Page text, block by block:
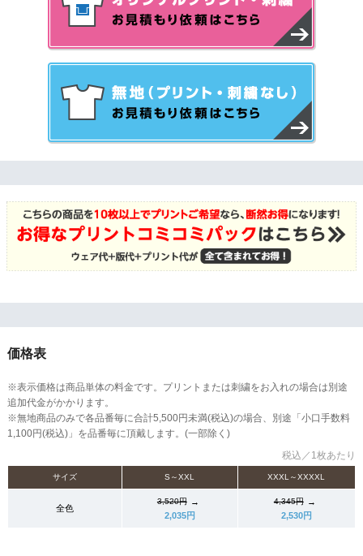
価格表
※表示価格は商品単体の料金です。プリントまたは刺繍をお入れの場合は別途
追加代金がかかります。
※無地商品のみで各品番毎に合計5,500円未満(税込)の場合、別途「小口手数料
1,100円(税込)」を品番毎に頂戴します。(一部除く)
税込／1枚あたり
サイズ S～XXL XXXL～XXXXL
全色
3,520円 →
2,035円
4,345円 →
2,530円